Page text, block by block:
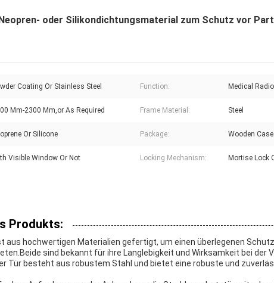
oder Silikondichtungsmaterial zum Schutz vor
Coating Or Stainless Steel Function: Medical
Mm-2300 Mm,or As Required Frame Material: Steel
Or Silicone Package: Wooden Case
Visible Window Or Not Locking Mechanism: Mortise Lock
Produkts:
aus hochwertigen Materialien gefertigt, um einen überlegenen
sind bekannt für ihre Langlebigkeit und Wirksamkeit bei der
Tür besteht aus robustem Stahl und bietet eine robuste und